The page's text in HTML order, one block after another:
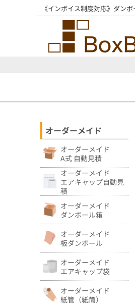
《インボイス制度対応》ダン
オーダーメイド
オーダーメイド
A式 自動見積
オーダーメイド
エアキャップ自動見
積
オーダーメイド
ダンボール箱
オーダーメイド
板ダンボール
オーダーメイド
エアキャップ袋
オーダーメイド
紙管（紙筒）